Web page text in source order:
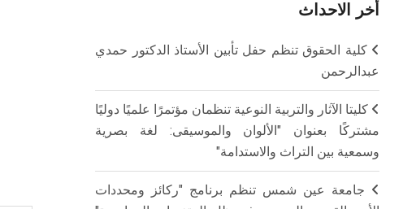
أخر الاحداث
كلية الحقوق تنظم حفل تأبين الأستاذ الدكتور حمدي
عبدالرحمن
كليتا الآثار والتربية النوعية تنظمان مؤتمرًا علميًا دوليًا
مشتركًا بعنوان "الألوان والموسيقى: لغة بصرية
وسمعية بين التراث والاستدامة"
جامعة عين شمس تنظم برنامج "ركائز ومحددات